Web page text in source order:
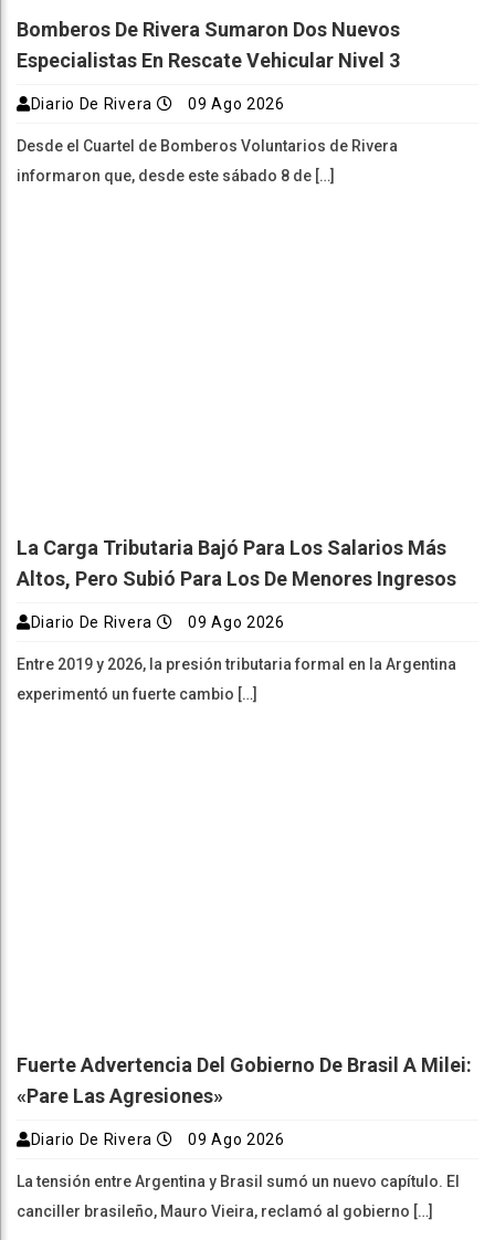
Bomberos De Rivera Sumaron Dos Nuevos
Especialistas En Rescate Vehicular Nivel 3
Diario De Rivera 09 Ago 2026
Desde el Cuartel de Bomberos Voluntarios de Rivera
informaron que, desde este sábado 8 de […]
La Carga Tributaria Bajó Para Los Salarios Más
Altos, Pero Subió Para Los De Menores Ingresos
Diario De Rivera 09 Ago 2026
Entre 2019 y 2026, la presión tributaria formal en la Argentina
experimentó un fuerte cambio […]
Fuerte Advertencia Del Gobierno De Brasil A Milei:
«Pare Las Agresiones»
Diario De Rivera 09 Ago 2026
La tensión entre Argentina y Brasil sumó un nuevo capítulo. El
canciller brasileño, Mauro Vieira, reclamó al gobierno […]